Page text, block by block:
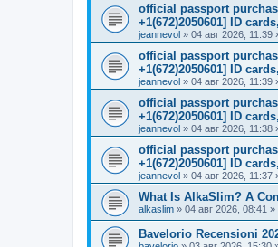
official passport
+1(672)2050601] ID
jeannevol » 04 авг 2026, 11:39
official passport
+1(672)2050601] ID
jeannevol » 04 авг 2026, 11:39
official passport
+1(672)2050601] ID
jeannevol » 04 авг 2026, 11:38
official passport
+1(672)2050601] ID
jeannevol » 04 авг 2026, 11:37
What Is AlkaSlim? A
alkaslim » 04 авг 2026, 08:41 »
Bavelorio Recensioni